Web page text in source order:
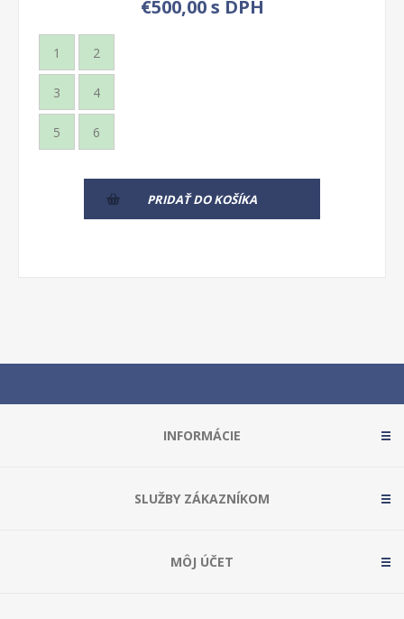
€500,00 s DPH
1 2
3 4
5 6
PRIDAŤ DO KOŠÍKA
INFORMÁCIE
SLUŽBY ZÁKAZNÍKOM
MÔJ ÚČET